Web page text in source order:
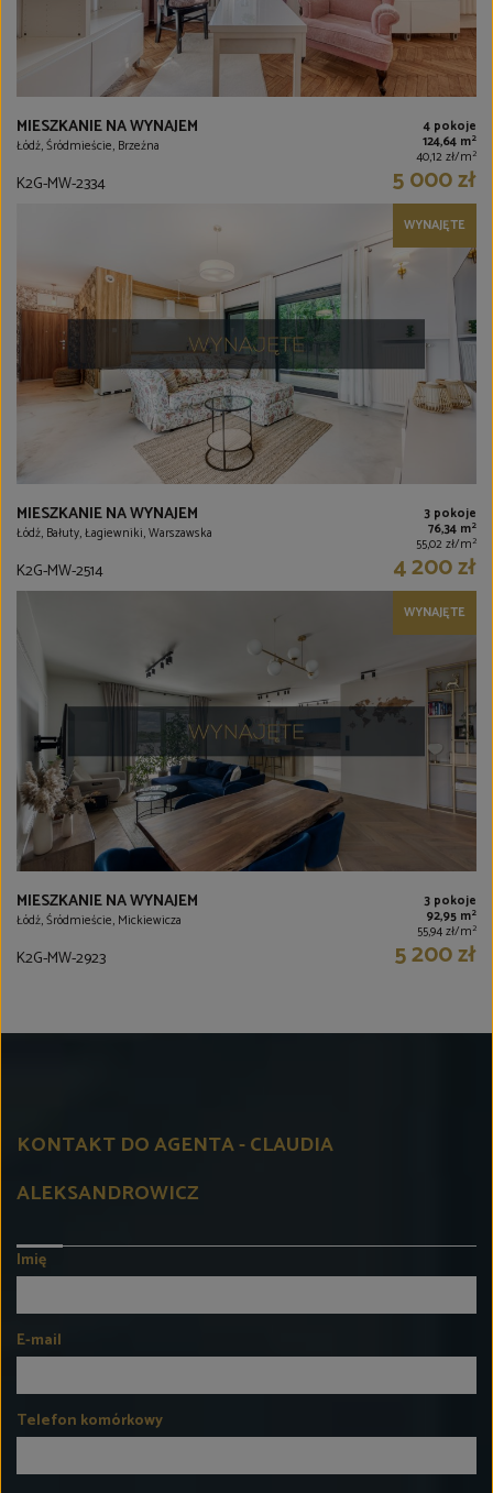
MIESZKANIE NA WYNAJEM
Łódź, Śródmieście, Brzeźna
4 pokoje
124,64 m2
40,12 zł/m2
K2G-MW-2334 5 000 zł
WYNAJĘTE
MIESZKANIE NA WYNAJEM
Łódź, Bałuty, Łagiewniki, Warszawska
3 pokoje
76,34 m2
55,02 zł/m2
K2G-MW-2514 4 200 zł
WYNAJĘTE
MIESZKANIE NA WYNAJEM
Łódź, Śródmieście, Mickiewicza
3 pokoje
92,95 m2
55,94 zł/m2
K2G-MW-2923 5 200 zł
KONTAKT DO AGENTA - CLAUDIA
ALEKSANDROWICZ
Imię
E-mail
Telefon komórkowy